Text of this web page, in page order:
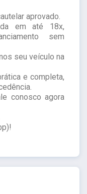
aprovado.
em até 18x,
sem
seu veículo na
e completa,
conosco agora